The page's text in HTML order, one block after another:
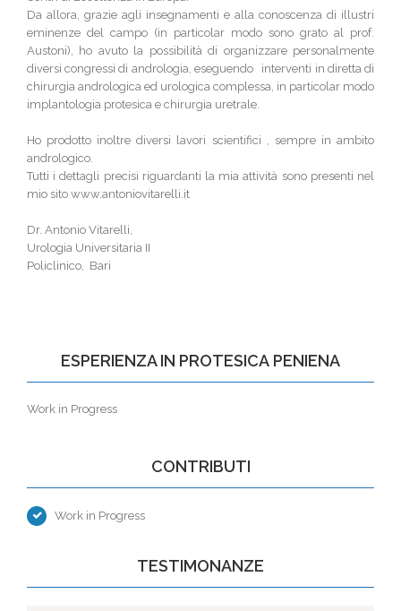
Da allora, grazie agli insegnamenti e alla conoscenza di illustri
eminenze del campo (in particolar modo sono grato al prof.
Austoni), ho avuto la possibilità di organizzare personalmente
diversi congressi di andrologia, eseguendo interventi in diretta di
chirurgia andrologica ed urologica complessa, in particolar modo
implantologia protesica e chirurgia uretrale.
Ho prodotto inoltre diversi lavori scientifici , sempre in ambito
andrologico.
Tutti i dettagli precisi riguardanti la mia attività sono presenti nel
mio sito www.antoniovitarelli.it
Dr. Antonio Vitarelli,
Urologia Universitaria II
Policlinico, Bari
ESPERIENZA IN PROTESICA PENIENA
Work in Progress
CONTRIBUTI
Work in Progress
TESTIMONANZE